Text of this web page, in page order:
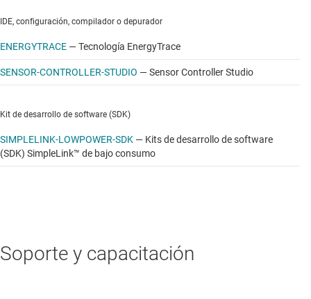
IDE, configuración, compilador o depurador
ENERGYTRACE —Tecnología EnergyTrace
SENSOR-CONTROLLER-STUDIO —Sensor Controller Studio
Kit de desarrollo de software (SDK)
SIMPLELINK-LOWPOWER-SDK — Kits de desarrollo de software
(SDK) SimpleLink™ de bajo consumo
Soporte y capacitación